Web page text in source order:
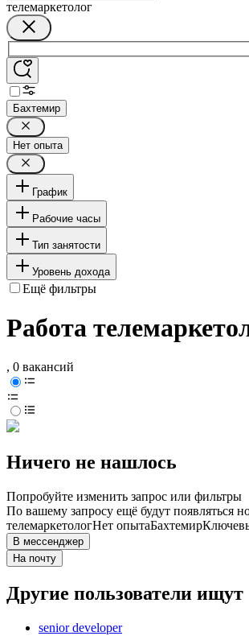
телемаркетолог
Бахтемир
Нет опыта
График
Рабочие часы
Тип занятости
Уровень дохода
Ещё фильтры
Работа
, 0 вакансий
Ничего не нашлось
Попробуйте изменить запрос или фильтры
По вашему запросу ещё будут появляться
телемаркетологНет опытаБахтемир
В мессенджер
На почту
Другие пользователи ищут
senior developer